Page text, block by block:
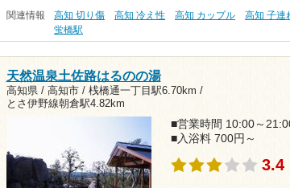
関連情報 高知 切り傷 高知 冷え性 高知 カップル 高知 子連
蛍橋駅
天然温泉土佐路はるのの湯
高知県 / 高知市 / 桟橋通一丁目駅6.70km /
とさ伊野線朝倉駅4.82km
■営業時間 10:00～
■入浴料 700円～
3.4